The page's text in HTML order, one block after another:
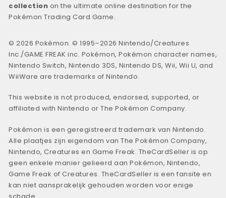
collection on the ultimate online destination for the
Pokémon Trading Card Game.
© 2026 Pokémon. © 1995–2026 Nintendo/Creatures
Inc./GAME FREAK inc. Pokémon, Pokémon character names,
Nintendo Switch, Nintendo 3DS, Nintendo DS, Wii, Wii U, and
WiiWare are trademarks of Nintendo.
This website is not produced, endorsed, supported, or
affiliated with Nintendo or The Pokémon Company.
Pokémon is een geregistreerd trademark van Nintendo.
Alle plaatjes zijn eigendom van The Pokémon Company,
Nintendo, Creatures en Game Freak. TheCardSeller is op
geen enkele manier gelieerd aan Pokémon, Nintendo,
Game Freak of Creatures. TheCardSeller is een fansite en
kan niet aansprakelijk gehouden worden voor enige
schade.